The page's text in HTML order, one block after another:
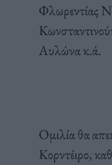
Φλωρεντίας
Αυλώνα κ.ά.
Ομιλία θα
Κορντέιρο,